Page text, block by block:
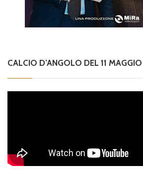
CALCIO D’ANGOLO DEL 11